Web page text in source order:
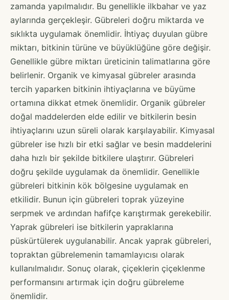
zamanda yapılmalıdır. Bu genellikle ilkbahar ve yaz
aylarında gerçekleşir. Gübreleri doğru miktarda ve
sıklıkta uygulamak önemlidir. İhtiyaç duyulan gübre
miktarı, bitkinin türüne ve büyüklüğüne göre değişir.
Genellikle gübre miktarı üreticinin talimatlarına göre
belirlenir. Organik ve kimyasal gübreler arasında
tercih yaparken bitkinin ihtiyaçlarına ve büyüme
ortamına dikkat etmek önemlidir. Organik gübreler
doğal maddelerden elde edilir ve bitkilerin besin
ihtiyaçlarını uzun süreli olarak karşılayabilir. Kimyasal
gübreler ise hızlı bir etki sağlar ve besin maddelerini
daha hızlı bir şekilde bitkilere ulaştırır. Gübreleri
doğru şekilde uygulamak da önemlidir. Genellikle
gübreleri bitkinin kök bölgesine uygulamak en
etkilidir. Bunun için gübreleri toprak yüzeyine
serpmek ve ardından hafifçe karıştırmak gerekebilir.
Yaprak gübreleri ise bitkilerin yapraklarına
püskürtülerek uygulanabilir. Ancak yaprak gübreleri,
topraktan gübrelemenin tamamlayıcısı olarak
kullanılmalıdır. Sonuç olarak, çiçeklerin çiçeklenme
performansını artırmak için doğru gübreleme
önemlidir.